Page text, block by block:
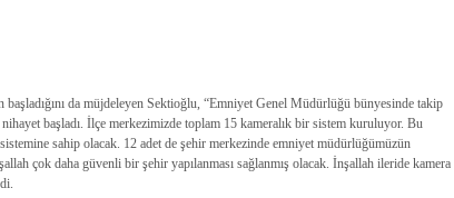
başladığını da müjdeleyen Sektioğlu, “Emniyet Genel Müdürlüğü bünyesinde takip
başladı. İlçe merkezimizde toplam 15 kameralık bir sistem kuruluyor. Bu
sahip olacak. 12 adet de şehir merkezinde emniyet müdürlüğümüzün
çok daha güvenli bir şehir yapılanması sağlanmış olacak. İnşallah ileride kamera